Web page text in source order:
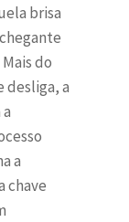
brisa
do
desliga, a
a
chave